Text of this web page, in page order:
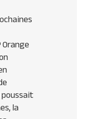
poussait
la